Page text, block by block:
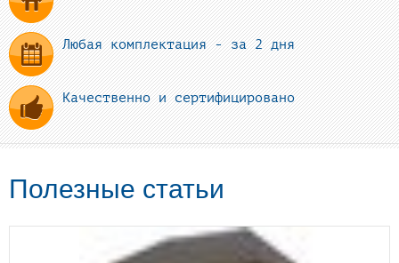
Любая комплектация - за 2 дня
Качественно и сертифицировано
Полезные статьи